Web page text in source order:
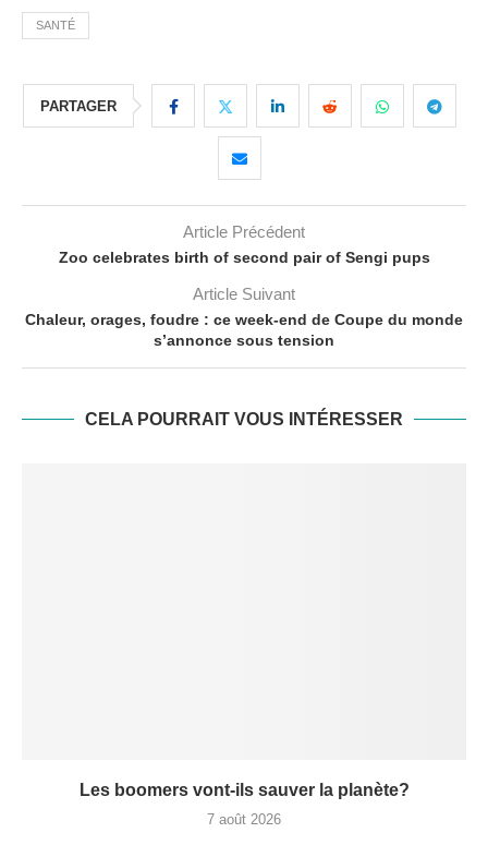
SANTÉ
PARTAGER
Article Précédent
Zoo celebrates birth of second pair of Sengi pups
Article Suivant
Chaleur, orages, foudre : ce week-end de Coupe du monde
s’annonce sous tension
CELA POURRAIT VOUS INTÉRESSER
Les boomers vont-ils sauver la planète?
7 août 2026